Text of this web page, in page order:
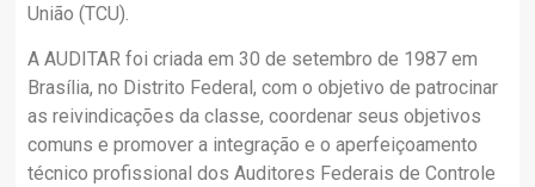
União (TCU).
A AUDITAR foi criada em 30 de setembro de 1987 em
Brasília, no Distrito Federal, com o objetivo de patrocinar
as reivindicações da classe, coordenar seus objetivos
comuns e promover a integração e o aperfeiçoamento
técnico profissional dos Auditores Federais de Controle